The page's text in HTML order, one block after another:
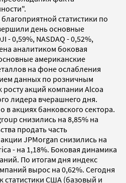
статистики по
день основные
- 0,59%, NASDAQ - 0,52%,
аналитиком боковая
американские
на фоне ослабления
данных по розничным
акций компании Alcoa
лидера вчерашнего дня.
акциях банковского сектора.
снизились на 8,85% на
продать часть
JPMorgan снизились на
- на 1,18%. Боковая динамика
По итогам дня индекс
вырос на 0,62%. Сегодня
статистики США (базовый и